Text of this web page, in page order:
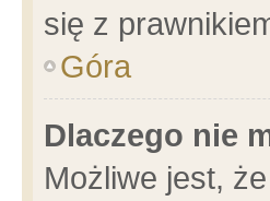
się z
Góra
Dlaczego nie
Możliwe jest,